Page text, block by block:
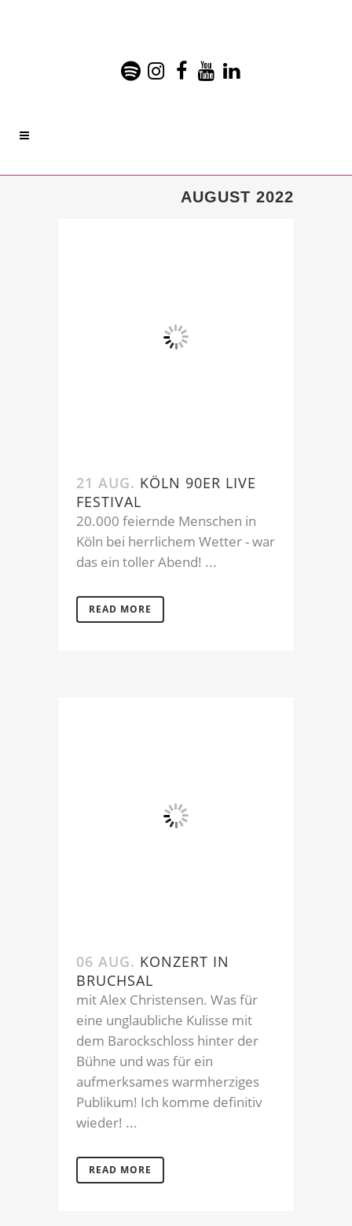
AUGUST 2022
21 AUG. KÖLN 90ER LIVE
FESTIVAL
20.000 feiernde Menschen in
Köln bei herrlichem Wetter - war
das ein toller Abend! ...
READ MORE
06 AUG. KONZERT IN
BRUCHSAL
mit Alex Christensen. Was für
eine unglaubliche Kulisse mit
dem Barockschloss hinter der
Bühne und was für ein
aufmerksames warmherziges
Publikum! Ich komme definitiv
wieder! ...
READ MORE